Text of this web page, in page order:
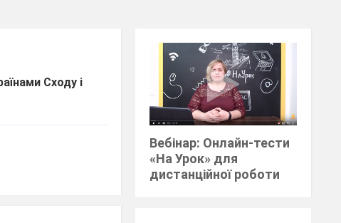
Сходу і
Вебінар: Онлайн-тести
«На Урок» для
дистанційної роботи